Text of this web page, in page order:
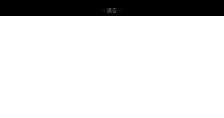
- 廣告 -